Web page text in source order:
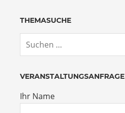
THEMASUCHE
VERANSTALTUNGSANFRAGE
Ihr Name